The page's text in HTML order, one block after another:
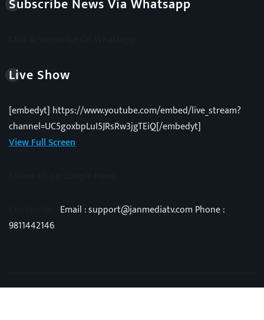
Live Show
[embedyt] https://www.youtube.com/embed/live_stream?
channel=UC5goxbpLuI5JRsRw3jgTEiQ[/embedyt]
View Full Screen
Email : support@janmediatv.com Phone :
9811442146